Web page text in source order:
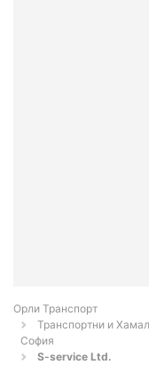
Орли Транспорт
Транспортни и
София
S-service Ltd.